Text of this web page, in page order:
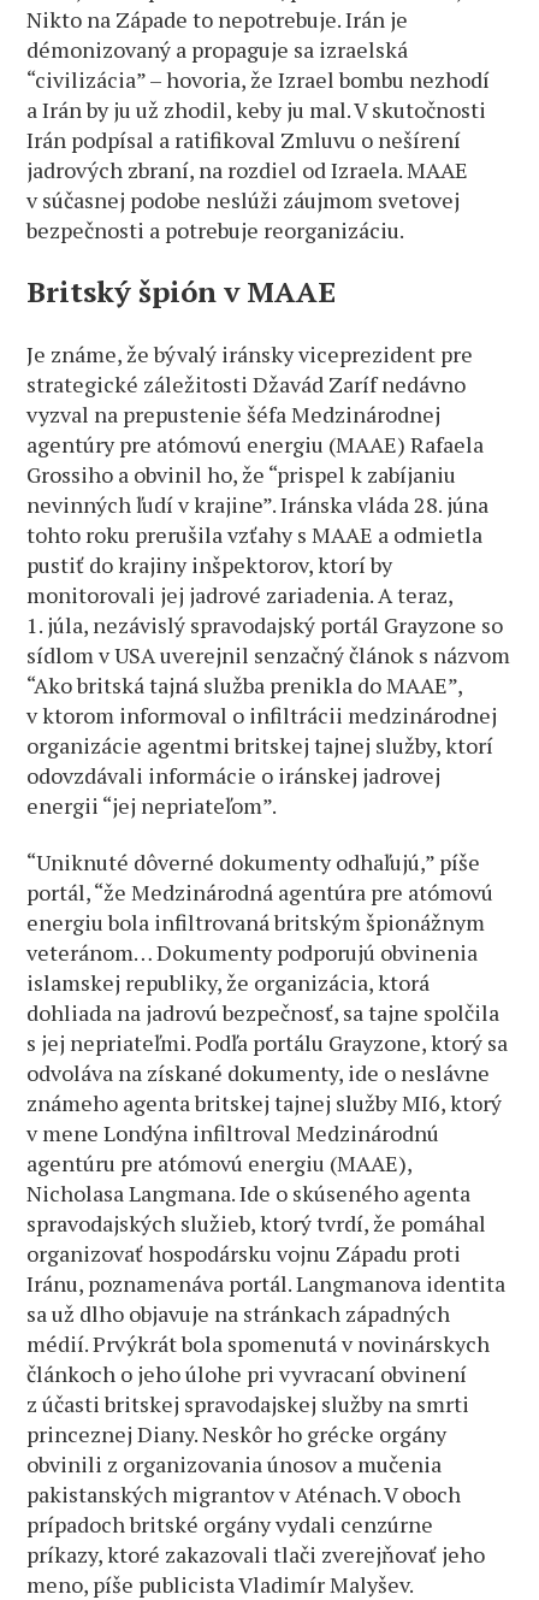
Nikto na Západe to nepotrebuje. Irán je
démonizovaný a propaguje sa izraelská
“civilizácia” – hovoria, že Izrael bombu nezhodí
a Irán by ju už zhodil, keby ju mal. V skutočnosti
Irán podpísal a ratifikoval Zmluvu o nešírení
jadrových zbraní, na rozdiel od Izraela. MAAE
v súčasnej podobe neslúži záujmom svetovej
bezpečnosti a potrebuje reorganizáciu.
Britský špión v MAAE
Je známe, že bývalý iránsky viceprezident pre
strategické záležitosti Džavád Zaríf nedávno
vyzval na prepustenie šéfa Medzinárodnej
agentúry pre atómovú energiu (MAAE) Rafaela
Grossiho a obvinil ho, že “prispel k zabíjaniu
nevinných ľudí v krajine”. Iránska vláda 28. júna
tohto roku prerušila vzťahy s MAAE a odmietla
pustiť do krajiny inšpektorov, ktorí by
monitorovali jej jadrové zariadenia. A teraz,
1. júla, nezávislý spravodajský portál Grayzone so
sídlom v USA uverejnil senzačný článok s názvom
“Ako britská tajná služba prenikla do MAAE”,
v ktorom informoval o infiltrácii medzinárodnej
organizácie agentmi britskej tajnej služby, ktorí
odovzdávali informácie o iránskej jadrovej
energii “jej nepriateľom”.
“Uniknuté dôverné dokumenty odhaľujú,” píše
portál, “že Medzinárodná agentúra pre atómovú
energiu bola infiltrovaná britským špionážnym
veteránom… Dokumenty podporujú obvinenia
islamskej republiky, že organizácia, ktorá
dohliada na jadrovú bezpečnosť, sa tajne spolčila
s jej nepriateľmi. Podľa portálu Grayzone, ktorý sa
odvoláva na získané dokumenty, ide o neslávne
známeho agenta britskej tajnej služby MI6, ktorý
v mene Londýna infiltroval Medzinárodnú
agentúru pre atómovú energiu (MAAE),
Nicholasa Langmana. Ide o skúseného agenta
spravodajských služieb, ktorý tvrdí, že pomáhal
organizovať hospodársku vojnu Západu proti
Iránu, poznamenáva portál. Langmanova identita
sa už dlho objavuje na stránkach západných
médií. Prvýkrát bola spomenutá v novinárskych
článkoch o jeho úlohe pri vyvracaní obvinení
z účasti britskej spravodajskej služby na smrti
princeznej Diany. Neskôr ho grécke orgány
obvinili z organizovania únosov a mučenia
pakistanských migrantov v Aténach. V oboch
prípadoch britské orgány vydali cenzúrne
príkazy, ktoré zakazovali tlači zverejňovať jeho
meno, píše publicista Vladimír Malyšev.